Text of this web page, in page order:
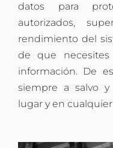
datos para
autorizados,
rendimiento del
de que
información. De
siempre a salvo y
lugar y en